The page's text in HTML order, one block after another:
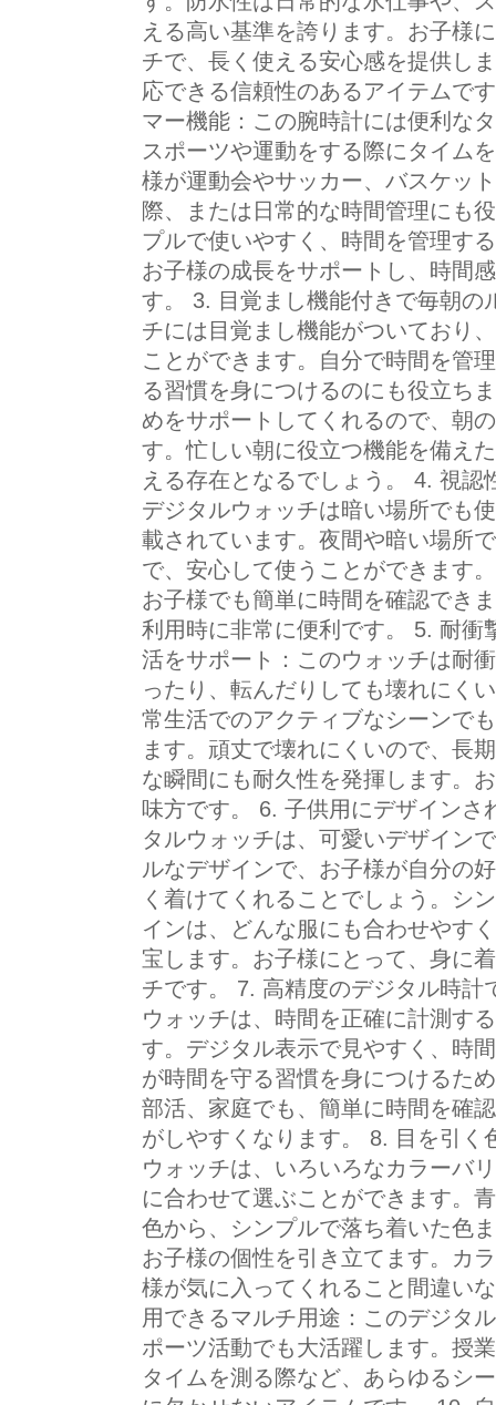
える高い基準を誇ります。お子様
チで、長く使える安心感を提供し
応できる信頼性のあるアイテムで
マー機能：この腕時計には便利な
スポーツや運動をする際にタイム
様が運動会やサッカー、バスケッ
際、または日常的な時間管理にも
プルで使いやすく、時間を管理す
お子様の成長をサポートし、時間
す。 3. 目覚まし機能付きで毎朝の
チには目覚まし機能がついており
ことができます。自分で時間を管
る習慣を身につけるのにも役立ち
めをサポートしてくれるので、朝
す。忙しい朝に役立つ機能を備え
える存在となるでしょう。 4. 視
デジタルウォッチは暗い場所でも
載されています。夜間や暗い場所
で、安心して使うことができます
お子様でも簡単に時間を確認でき
利用時に非常に便利です。 5. 耐衝
活をサポート：このウォッチは耐
ったり、転んだりしても壊れにく
常生活でのアクティブなシーンで
ます。頑丈で壊れにくいので、長
な瞬間にも耐久性を発揮します。
味方です。 6. 子供用にデザイン
タルウォッチは、可愛いデザイン
ルなデザインで、お子様が自分の
く着けてくれることでしょう。シ
インは、どんな服にも合わせやす
宝します。お子様にとって、身に
チです。 7. 高精度のデジタル時計
ウォッチは、時間を正確に計測す
す。デジタル表示で見やすく、時
が時間を守る習慣を身につけるた
部活、家庭でも、簡単に時間を確
がしやすくなります。 8. 目を引く
ウォッチは、いろいろなカラーバ
に合わせて選ぶことができます。
色から、シンプルで落ち着いた色
お子様の個性を引き立てます。カ
様が気に入ってくれること間違い
用できるマルチ用途：このデジタ
ポーツ活動でも大活躍します。授
タイムを測る際など、あらゆるシ